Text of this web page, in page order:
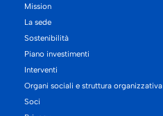
Mission
La sede
Sostenibilità
Piano investimenti
Interventi
Organi sociali e struttura organizzativa
Soci